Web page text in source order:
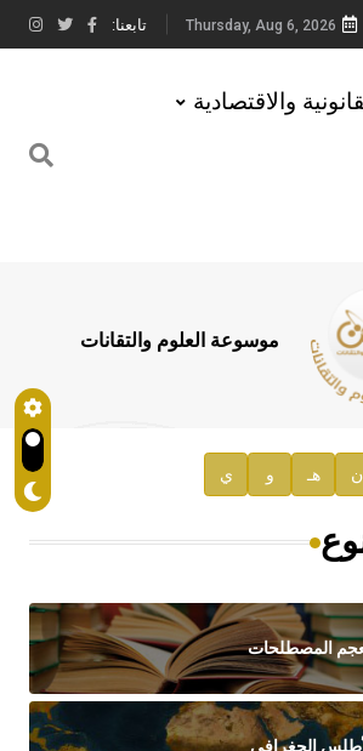
Thursday, Aug 6, 2026 تابعنا:
والاقتصادية
موسوعة العلوم والتقانات
ن هـ و ي
المصطلحات
الجغرافي